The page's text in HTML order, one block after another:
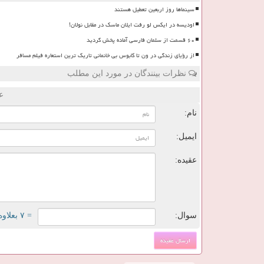
سینماها روز اربعین تعطیل هستند
اودیسه در ایکس لو رفت ایلان ماسک در مقابل نولان!
۶۰ قسمت از سلمان فارسی آماده پخش گردید
از رؤیای زندگی در ون تا کابوس بی خانمانی تاریک ترین استعاره فیلم مسافر
نظرات بینندگان در مورد این مطلب
نام:
ایمیل:
عقیده:
سوال: = ۷ بعلاوه ۴